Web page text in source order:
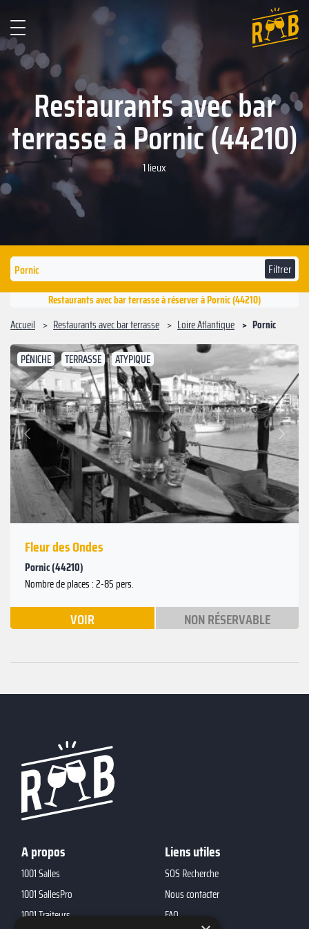
Restaurants avec bar
terrasse à Pornic (44210)
1 lieux
Filtrer
Restaurants avec bar terrasse à réserver à Pornic (44210)
Accueil
Restaurants avec bar terrasse Loire Atlantique Pornic
PÉNICHE TERRASSE ATYPIQUE
Précédent
Suivant
Fleur des Ondes
Pornic (44210)
Nombre de places : 2-85 pers.
VOIR NON RÉSERVABLE
A propos
1001 Salles
1001 SallesPro
1001 Traiteurs
Liens utiles
SOS Recherche
Nous contacter
FAQ